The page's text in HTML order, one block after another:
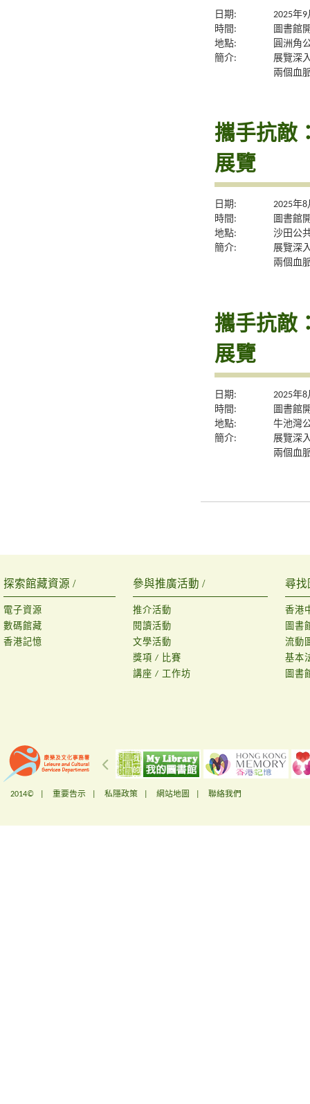
日期:
2025年
時間:
圖書館
地點:
圓洲角
簡介:
展覽深
兩個血
攜手抗敵
展覽
日期:
2025年
時間:
圖書館
地點:
沙田公
簡介:
展覽深
兩個血
攜手抗敵
展覽
日期:
2025年
時間:
圖書館
地點:
牛池灣
簡介:
展覽深
兩個血
探索館藏資源 /
電子資源
數碼館藏
香港記憶
參與推廣活動 /
推介活動
閱讀活動
文學活動
獎項 / 比賽
講座 / 工作坊
尋找
香港
圖書
流動
基本
圖書
2014© | 重要告示 私隱政策 網站地圖 聯絡我們